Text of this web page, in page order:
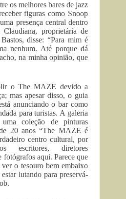
os melhores bares de jazz
figuras como Snoop
presença central dentro
Claudiana, proprietária de
disse: “Para mim é
nenhum. Até porque dá
na minha opinião, que
o The MAZE devido a
mas apesar disso, o guia
anunciando o bar como
para turistas. A galeria
coleção de pinturas
20 anos “The MAZE é
centro cultural, por
escritores, diretores
fotógrafos aqui. Parece que
o tesouro bem embaixo
lutando para preservá-